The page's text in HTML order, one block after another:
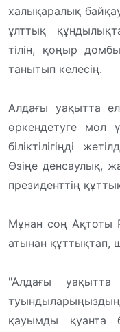
халықаралық
ұлттық
тілін, қоңыр
танытып келесің.
Алдағы уақытта
өркендетуге мол
біліктілігіңді
Өзіңе денсаулық,
президенттің
Мұнан соң Ақтоты
атынан құттықтап,
"Алдағы
қауымды қуанта